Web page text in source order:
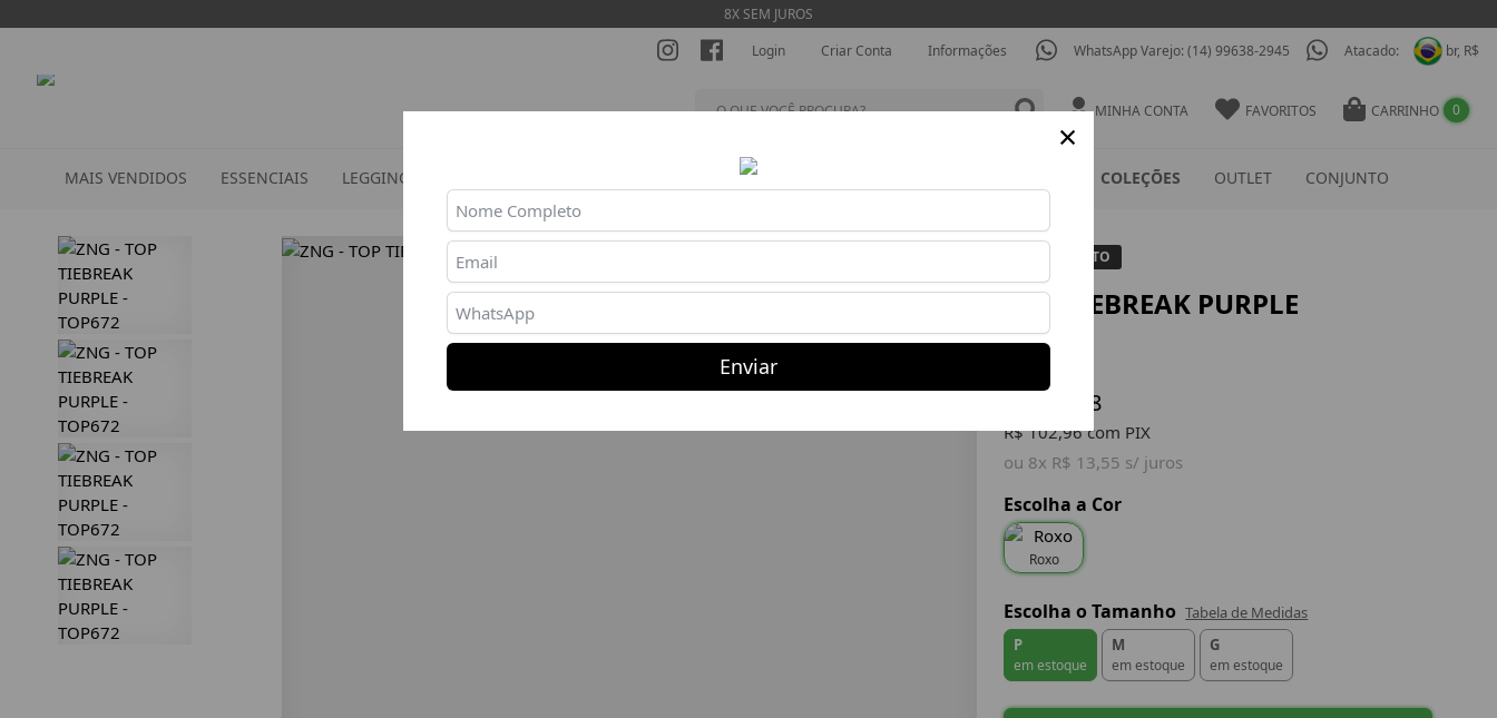
8X SEM JUROS
br, R$
Atacado:
WhatsApp Varejo: (14) 99638-2945
Informações
Criar Conta
Login
CARRINHO 0
FAVORITOS
MINHA CONTA
MAIS VENDIDOS ESSENCIAIS LEGGINGS BLUSAS COLEÇÕES OUTLET CONJUNTO
LANÇAMENTO
TOP TIEBREAK PURPLE
Ref: TOP672
R$ 108,38
R$ 102,96 com PIX
ou 8x R$ 13,55 s/ juros
Escolha a Cor
Roxo
Escolha o Tamanho Tabela de Medidas
P
em estoque
M
em estoque
G
em estoque
×
Enviar